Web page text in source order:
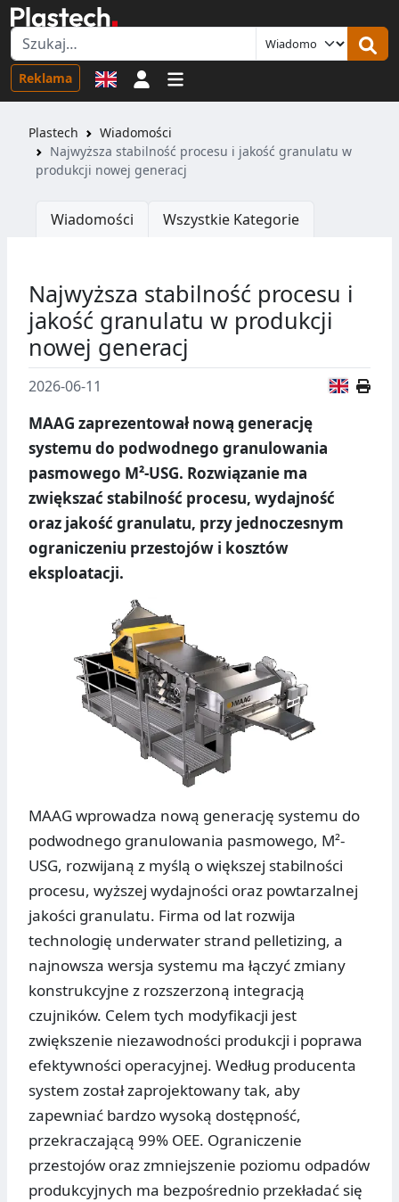
Reklama Logowanie
Plastech
Wiadomości
Najwyższa stabilność procesu i jakość granulatu w
produkcji nowej generacj
Wiadomości Wszystkie Kategorie
Najwyższa stabilność procesu i
jakość granulatu w produkcji
nowej generacj
2026-06-11
MAAG zaprezentował nową generację
systemu do podwodnego granulowania
pasmowego M²-USG. Rozwiązanie ma
zwiększać stabilność procesu, wydajność
oraz jakość granulatu, przy jednoczesnym
ograniczeniu przestojów i kosztów
eksploatacji.
MAAG wprowadza nową generację systemu do
podwodnego granulowania pasmowego, M²-
USG, rozwijaną z myślą o większej stabilności
procesu, wyższej wydajności oraz powtarzalnej
jakości granulatu. Firma od lat rozwija
technologię underwater strand pelletizing, a
najnowsza wersja systemu ma łączyć zmiany
konstrukcyjne z rozszerzoną integracją
czujników. Celem tych modyfikacji jest
zwiększenie niezawodności produkcji i poprawa
efektywności operacyjnej. Według producenta
system został zaprojektowany tak, aby
zapewniać bardzo wysoką dostępność,
przekraczającą 99% OEE. Ograniczenie
przestojów oraz zmniejszenie poziomu odpadów
produkcyjnych ma bezpośrednio przekładać się